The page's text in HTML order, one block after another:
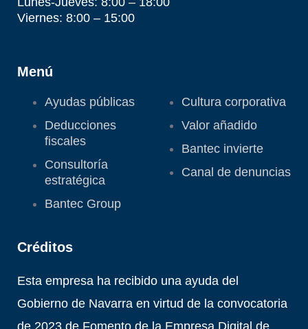
Viernes: 8:00 – 15:00
Menú
Ayudas públicas
Deducciones
fiscales
Consultoría
estratégica
Bantec Group
Cultura corporativa
Valor añadido
Bantec invierte
Canal de denuncias
Créditos
Esta empresa ha recibido una ayuda del
Gobierno de Navarra en virtud de la convocatoria
de 2023 de Fomento de la Empresa Digital de